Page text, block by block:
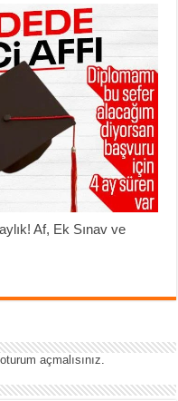
Af, Ek Sınav ve
oturum açmalısınız